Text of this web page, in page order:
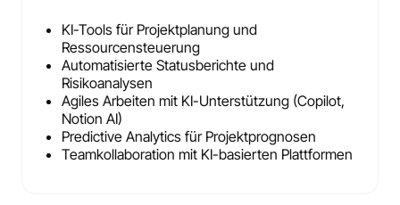
KI-Tools für Projektplanung und
Ressourcensteuerung
Automatisierte Statusberichte und
Risikoanalysen
Agiles Arbeiten mit KI-Unterstützung (Copilot,
Notion AI)
Predictive Analytics für Projektprognosen
Teamkollaboration mit KI-basierten Plattformen